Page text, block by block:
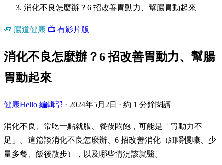
消化不良怎麼辦？6 招改善胃動力、幫腸胃動起來
🦠 腸道健康 📺 有影片版
消化不良怎麼辦？6 招改善胃動力、幫腸
胃動起來
健康Hello 編輯部 · 2024年5月2日 · 約 1 分鐘閱讀
消化不良、常吃一點就脹、餐後悶飽，可能是「胃動力不
足」。這篇談消化不良怎麼辦、6 招改善消化（細嚼慢嚥、少
量多餐、飯後散步），以及哪些情況該就醫。